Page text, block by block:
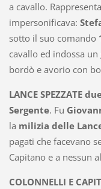
a cavallo.
impersonificava:
sotto il suo comando
cavallo ed indossa
bordò e avorio con
LANCE SPEZZATE
Sergente. Fu
la milizia delle
pagati che facevano
Capitano e a nessun
COLONNELLI E